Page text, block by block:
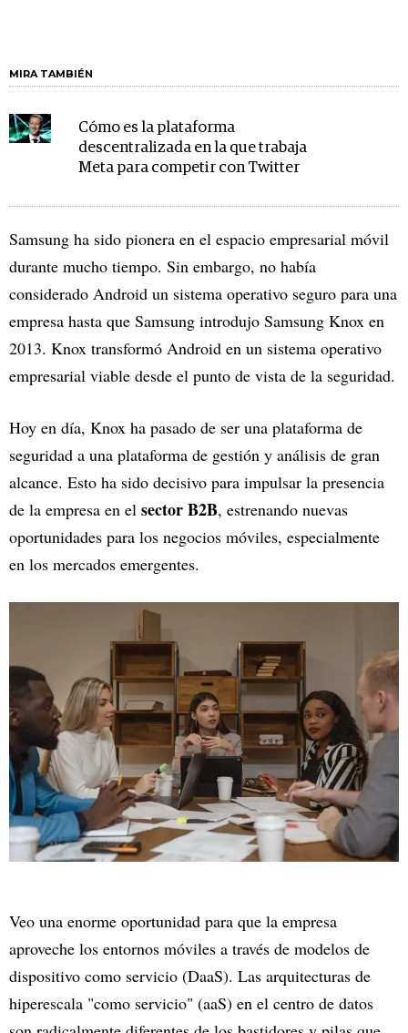
MIRA TAMBIÉN
Cómo es la plataforma
descentralizada en la que trabaja
Meta para competir con Twitter
Samsung ha sido pionera en el espacio empresarial móvil
durante mucho tiempo. Sin embargo, no había
considerado Android un sistema operativo seguro para una
empresa hasta que Samsung introdujo Samsung Knox en
2013. Knox transformó Android en un sistema operativo
empresarial viable desde el punto de vista de la seguridad.
Hoy en día, Knox ha pasado de ser una plataforma de
seguridad a una plataforma de gestión y análisis de gran
alcance. Esto ha sido decisivo para impulsar la presencia
de la empresa en el sector B2B, estrenando nuevas
oportunidades para los negocios móviles, especialmente
en los mercados emergentes.
Veo una enorme oportunidad para que la empresa
aproveche los entornos móviles a través de modelos de
dispositivo como servicio (DaaS). Las arquitecturas de
hiperescala "como servicio" (aaS) en el centro de datos